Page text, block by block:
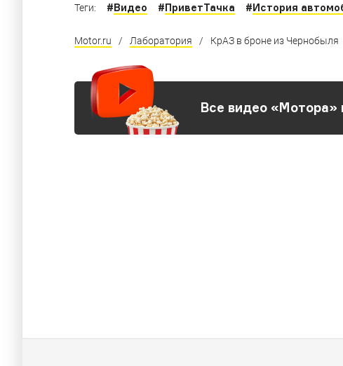
Теги: #Видео #ПриветТачка #История
Motor.ru / Лаборатория / КрАЗ в броне из Чернобыля
Все видео «Мотора»